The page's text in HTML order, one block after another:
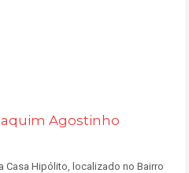
Agostinho
Hipólito, localizado no Bairro